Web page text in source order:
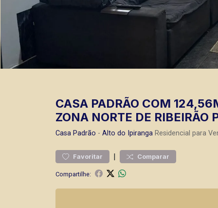
CASA PADRÃO COM
ZONA NORTE DE RIBEIRÃO
Casa Padrão - Alto do Ipiranga Residencial para
Favoritar | Comparar
Compartilhe: